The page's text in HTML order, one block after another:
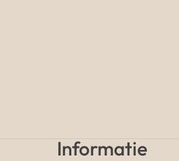
Informatie